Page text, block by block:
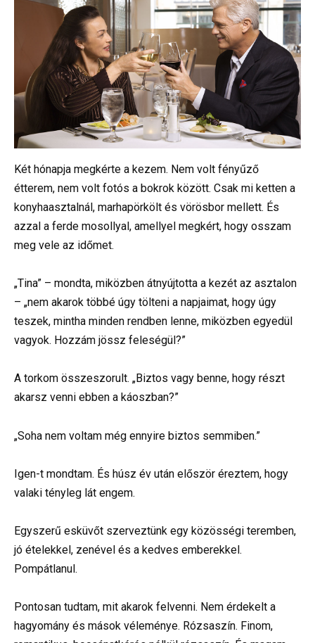
Két hónapja megkérte a kezem. Nem volt fényűző
étterem, nem volt fotós a bokrok között. Csak mi ketten a
konyhaasztalnál, marhapörkölt és vörösbor mellett. És
azzal a ferde mosollyal, amellyel megkért, hogy osszam
meg vele az időmet.
„Tina” – mondta, miközben átnyújtotta a kezét az asztalon
– „nem akarok többé úgy tölteni a napjaimat, hogy úgy
teszek, mintha minden rendben lenne, miközben egyedül
vagyok. Hozzám jössz feleségül?”
A torkom összeszorult. „Biztos vagy benne, hogy részt
akarsz venni ebben a káoszban?”
„Soha nem voltam még ennyire biztos semmiben.”
Igen-t mondtam. És húsz év után először éreztem, hogy
valaki tényleg lát engem.
Egyszerű esküvőt szerveztünk egy közösségi teremben,
jó ételekkel, zenével és a kedves emberekkel.
Pompátlanul.
Pontosan tudtam, mit akarok felvenni. Nem érdekelt a
hagyomány és mások véleménye. Rózsaszín. Finom,